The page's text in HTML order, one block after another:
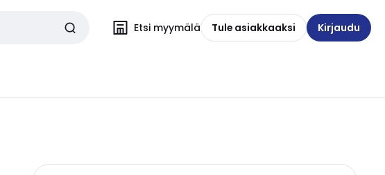
Etsi myymälä Tule asiakkaaksi Kirjaudu